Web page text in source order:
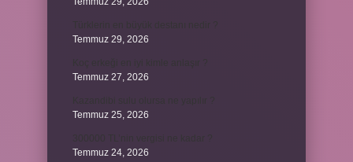
Temmuz 29, 2026
Temmuz 27, 2026
Temmuz 25, 2026
Temmuz 24, 2026